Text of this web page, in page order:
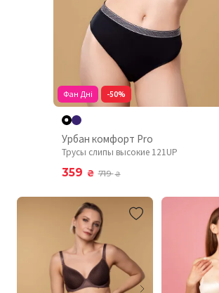
Фан Дні -50%
Урбан комфорт Pro
Трусы слипы высокие 121UP
359 ₴ 719₴